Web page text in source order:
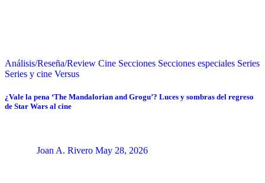
Análisis/Reseña/Review Cine Secciones Secciones especiales Series
Series y cine Versus
¿Vale la pena ‘The Mandalorian and Grogu’? Luces y sombras del regreso
de Star Wars al cine
Joan A. Rivero May 28, 2026